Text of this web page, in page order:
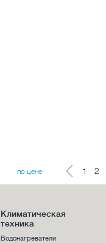
1 2
по цене
Климатическая
техника
Водонагреватели